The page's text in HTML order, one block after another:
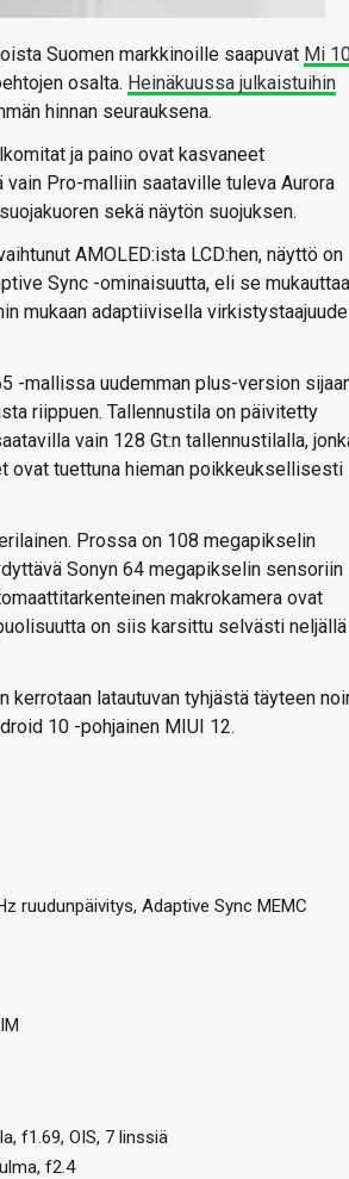
Suomen markkinoille saapuvat Mi
osalta. Heinäkuussa julkaistuihin
hinnan seurauksena.
ja paino ovat kasvaneet
vain Pro-malliin saataville tuleva Aurora
sekä näytön suojuksen.
AMOLED:ista LCD:hen, näyttö on
Sync -ominaisuutta, eli se mukauttaa
mukaan adaptiivisella
-mallissa uudemman plus-version
riippuen. Tallennustila on päivitetty
vain 128 Gt:n tallennustilalla,
ovat tuettuna hieman poikkeuksellisesti
Prossa on 108 megapikselin
Sonyn 64 megapikselin sensoriin
makrokamera ovat
on siis karsittu selvästi neljällä
latautuvan tyhjästä täyteen
10 -pohjainen MIUI 12.
ruudunpäivitys, Adaptive Sync MEMC
f1.69, OIS, 7 linssiä
f2.4